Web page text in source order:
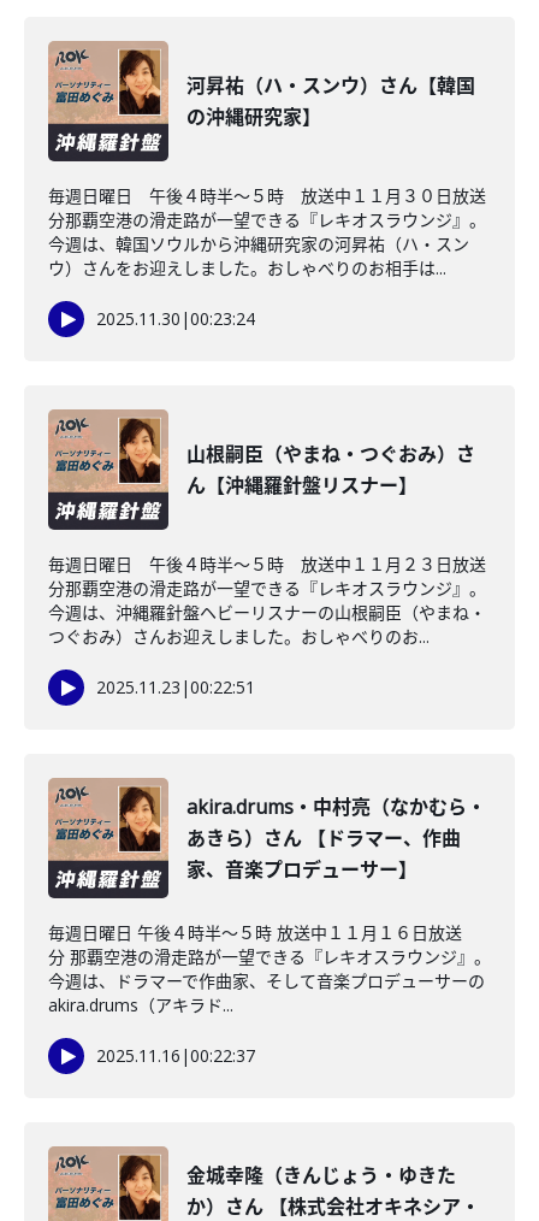
河昇祐（ハ・スンウ）さん【韓国
の沖縄研究家】
毎週日曜日 午後４時半～５時 放送中１１月３０日放送
分那覇空港の滑走路が一望できる『レキオスラウンジ』。
今週は、韓国ソウルから沖縄研究家の河昇祐（ハ・スン
ウ）さんをお迎えしました。おしゃべりのお相手は...
2025.11.30 |00:23:24
山根嗣臣（やまね・つぐおみ）さ
ん【沖縄羅針盤リスナー】
毎週日曜日 午後４時半～５時 放送中１１月２３日放送
分那覇空港の滑走路が一望できる『レキオスラウンジ』。
今週は、沖縄羅針盤ヘビーリスナーの山根嗣臣（やまね・
つぐおみ）さんお迎えしました。おしゃべりのお...
2025.11.23 |00:22:51
akira.drums・中村亮（なかむら・
あきら）さん 【ドラマー、作曲
家、音楽プロデューサー】
毎週日曜日 午後４時半～５時 放送中１１月１６日放送
分 那覇空港の滑走路が一望できる『レキオスラウンジ』。
今週は、ドラマーで作曲家、そして音楽プロデューサーの
akira.drums（アキラド...
2025.11.16 |00:22:37
金城幸隆（きんじょう・ゆきた
か）さん 【株式会社オキネシア・